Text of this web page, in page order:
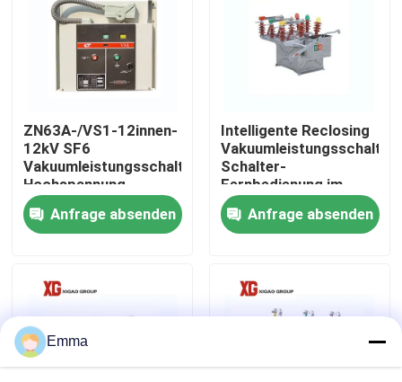
Fabrik-Ausflug
Qualitätskontrolle
Treten Sie mit uns in Verbindung
Fordern Sie ein Zitat
Lasttrennschalter SF6
Netzverteilungs-Schaltanlage
ZN63A-/VS1-12innen-
12kV SF6
Vakuumleistungsschalter-
Hochspannung
Anfrage absenden
Intelligente Reclosing
Vakuumleistungsschalter-
Schalter-
Fernbedienung im
Freien
Anfrage absenden
Emma